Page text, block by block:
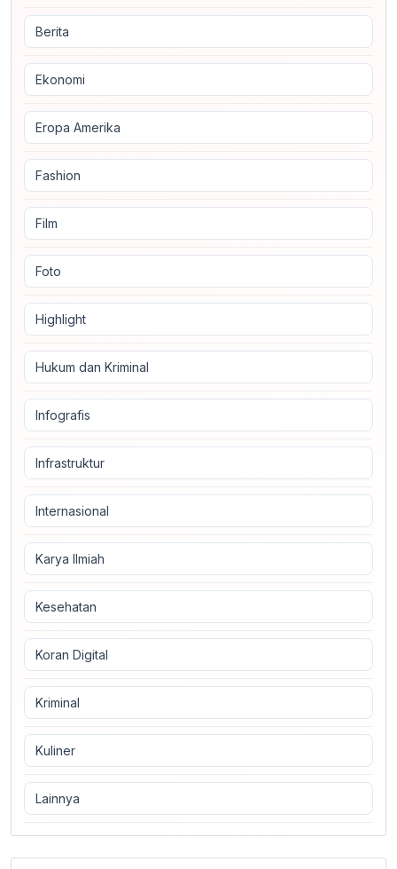
Berita
Ekonomi
Eropa Amerika
Fashion
Film
Foto
Highlight
Hukum dan Kriminal
Infografis
Infrastruktur
Internasional
Karya Ilmiah
Kesehatan
Koran Digital
Kriminal
Kuliner
Lainnya